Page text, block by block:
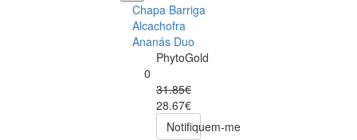
Chapa Barriga
Alcachofra
Ananás Duo
PhytoGold
0
31.85€
28.67€
Notifiquem-me